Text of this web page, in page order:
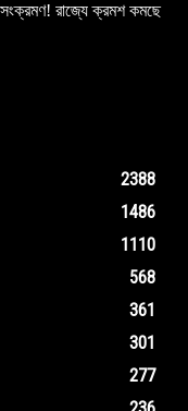
সংক্রমণ! রাজ্যে ক্রমশ কমছে
2388
1486
1110
568
361
301
277